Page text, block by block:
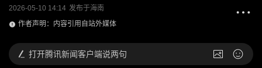
2026-05-10 14:14 发布于海南
作者声明：内容引用自站外媒体
打开腾讯新闻客户端说两句